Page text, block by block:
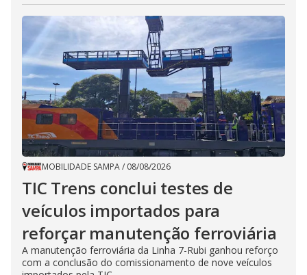
MOBILIDADE SAMPA/ 08/08/2026
TIC Trens conclui testes de
veículos importados para
reforçar manutenção ferroviária
A manutenção ferroviária da Linha 7-Rubi ganhou reforço
com a conclusão do comissionamento de nove veículos